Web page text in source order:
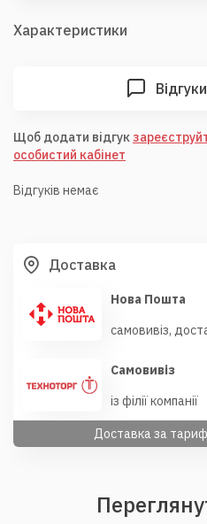
Характеристики
Відгуків немає
Щоб додати відгук
особистий кабінет
Доставка
Нова Пошта
самовивіз,
Самовивіз
із філії компанії
Доставка за